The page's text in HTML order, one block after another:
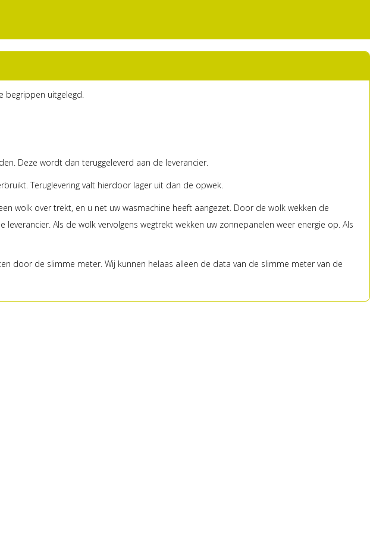
begrippen uitgelegd.
Deze wordt dan teruggeleverd aan de leverancier.
Teruglevering valt hierdoor lager uit dan de opwek.
wolk over trekt, en u net uw wasmachine heeft aangezet. Door de wolk wekken de
Als de wolk vervolgens wegtrekt wekken uw zonnepanelen weer energie op. Als
door de slimme meter. Wij kunnen helaas alleen de data van de slimme meter van de